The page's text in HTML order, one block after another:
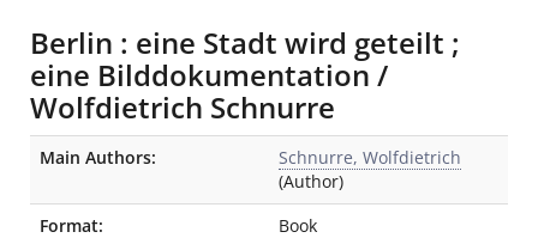
Berlin : eine Stadt wird geteilt ;
eine Bilddokumentation /
Wolfdietrich Schnurre
Bibliographic Details
Main Authors:
Schnurre, Wolfdietrich
(Author)
Format:
Book